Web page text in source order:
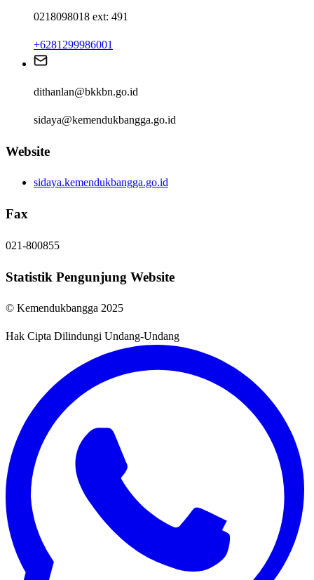
0218098018 ext: 491
+6281299986001
dithanlan@bkkbn.go.id
sidaya@kemendukbangga.go.id
Website
sidaya.kemendukbangga.go.id
Fax
021-800855
Statistik Pengunjung Website
© Kemendukbangga 2025
Hak Cipta Dilindungi Undang-Undang